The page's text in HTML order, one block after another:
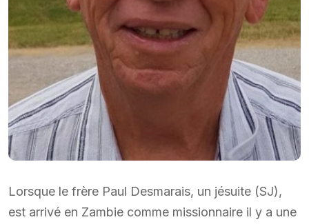
Lorsque le frère Paul Desmarais, un jésuite (SJ),
est arrivé en Zambie comme missionnaire il y a une